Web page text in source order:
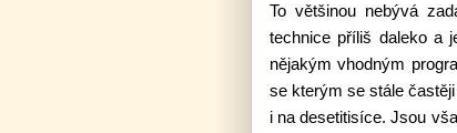
To většinou nebývá
technice příliš daleko a
nějakým vhodným
se kterým se stále
i na desetitisíce. Jsou